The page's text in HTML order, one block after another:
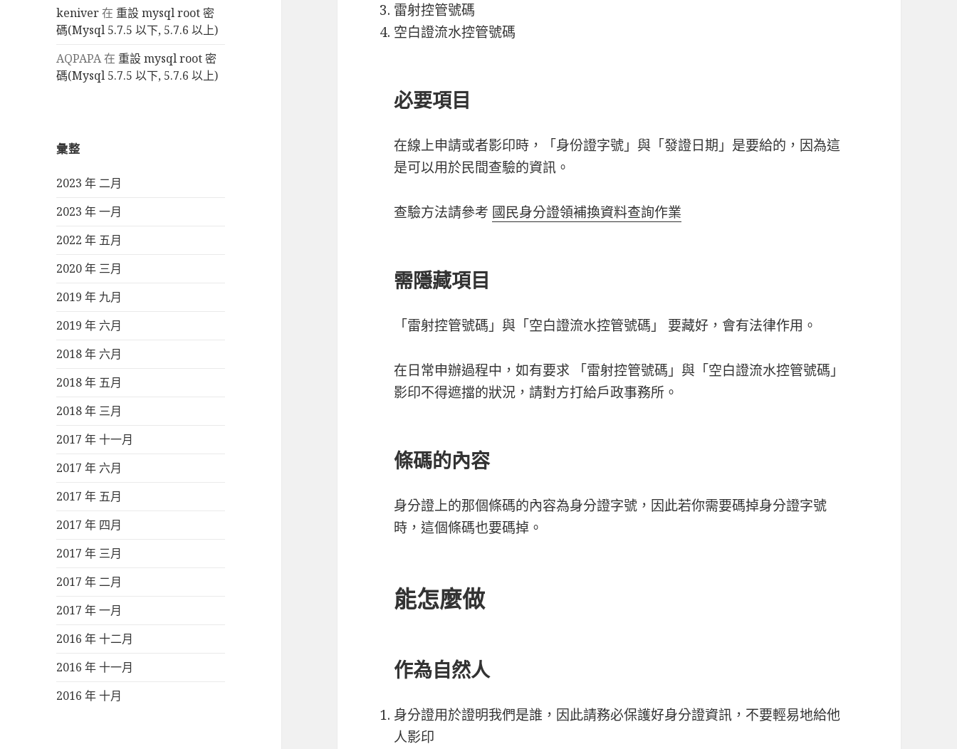
keniver在 重設 mysql root 密
碼(Mysql 5.7.5 以下, 5.7.6 以上)
AQPAPA在 重設 mysql root 密
碼(Mysql 5.7.5 以下, 5.7.6 以上)
彙整
2023 年 二月
2023 年 一月
2022 年 五月
2020 年 三月
2019 年 九月
2019 年 六月
2018 年 六月
2018 年 五月
2018 年 三月
2017 年 十一月
2017 年 六月
2017 年 五月
2017 年 四月
2017 年 三月
2017 年 二月
2017 年 一月
2016 年 十二月
2016 年 十一月
2016 年 十月
雷射控管號碼
空白證流水控管號碼
必要項目
在線上申請或者影印時，「身份證字號」與「發證日期」是要給的，因為這
是可以用於民間查驗的資訊。
查驗方法請參考 國民身分證領補換資料查詢作業
需隱藏項目
「雷射控管號碼」與「空白證流水控管號碼」 要藏好，會有法律作用。
在日常申辦過程中，如有要求 「雷射控管號碼」與「空白證流水控管號碼」
影印不得遮擋的狀況，請對方打給戶政事務所。
條碼的內容
身分證上的那個條碼的內容為身分證字號，因此若你需要碼掉身分證字號
時，這個條碼也要碼掉。
能怎麼做
作為自然人
身分證用於證明我們是誰，因此請務必保護好身分證資訊，不要輕易地給他
人影印